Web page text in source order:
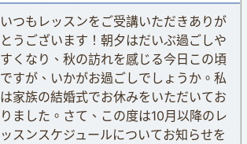
いつもレッスンをご受講いただきありが
とうございます！朝夕はだいぶ過ごしや
すくなり、秋の訪れを感じる今日この頃
ですが、いかがお過ごしでしょうか。私
は家族の結婚式でお休みをいただいてお
りました。さて、この度は10月以降のレ
ッスンスケジュールについてお知らせを